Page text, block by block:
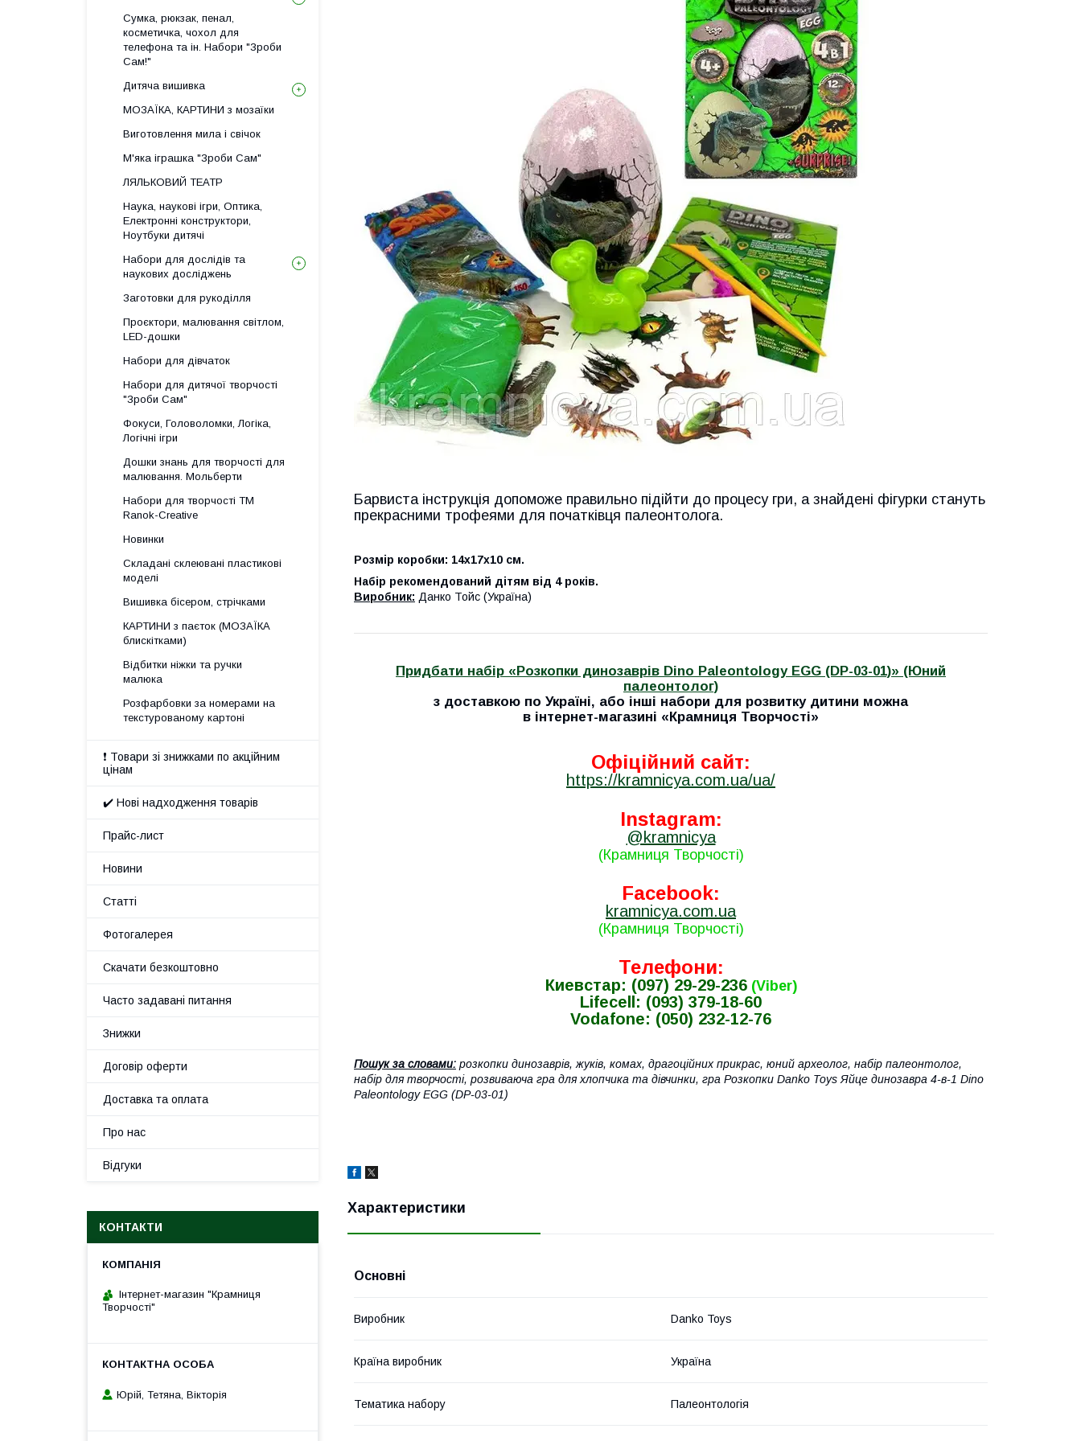
Барвиста інструкція допоможе правильно підійти до процесу гри, а знайдені фігурки стануть
прекрасними трофеями для початківця палеонтолога.
Розмір коробки: 14х17х10 см.
Набір рекомендований дітям від 4 років.
Виробник: Данко Тойс (Україна)
Придбати набір «Розкопки динозаврів Dino Paleontology EGG (DP-03-01)» (Юний
палеонтолог)
з доставкою по Україні, або інші набори для розвитку дитини можна
в інтернет-магазині «Крамниця Творчостi»
Офіційний сайт:
https://kramnicya.com.ua/ua/
Instagram:
@kramnicya
(Крамниця Творчості)
Facebook:
kramnicya.com.ua
(Крамниця Творчості)
Телефони:
Киевстар: (097) 29-29-236 (Viber)
Lifecell: (093) 379-18-60
Vodafone: (050) 232-12-76
Пошук за словами: розкопки динозаврів, жуків, комах, драгоційних прикрас, юний археолог, набір палеонтолог,
набір для творчості, розвиваюча гра для хлопчика та дівчинки, гра Розкопки Danko Toys Яйце динозавра 4-в-1 Dino
Paleontology EGG (DP-03-01)
Характеристики
Основні
Виробник Danko Toys
Країна виробник Україна
Тематика набору Палеонтологія
Сумка, рюкзак, пенал,
косметичка, чохол для
телефона та ін. Набори "Зроби
Сам!"
Дитяча вишивка
МОЗАЇКА, КАРТИНИ з мозаїки
Виготовлення мила і свічок
М'яка іграшка "Зроби Сам"
ЛЯЛЬКОВИЙ ТЕАТР
Наука, наукові ігри, Оптика,
Електронні конструктори,
Ноутбуки дитячі
Набори для дослідів та
наукових досліджень
Заготовки для рукоділля
Проєктори, малювання світлом,
LED-дошки
Набори для дівчаток
Набори для дитячої творчості
"Зроби Сам"
Фокуси, Головоломки, Логіка,
Логічні ігри
Дошки знань для творчості для
малювання. Мольберти
Набори для творчості ТМ
Ranok-Creative
Новинки
Складані склеювані пластикові
моделі
Вишивка бісером, стрічками
КАРТИНИ з паєток (МОЗАЇКА
блискітками)
Відбитки ніжки та ручки
малюка
Розфарбовки за номерами на
текстурованому картоні
❗ Товари зі знижками по акційним
цінам
✔️ Нові надходження товарів
Прайс-лист
Новини
Статті
Фотогалерея
Скачати безкоштовно
Часто задавані питання
Знижки
Договір оферти
Доставка та оплата
Про нас
Відгуки
КОНТАКТИ
Інтернет-магазин "Крамниця
Творчості"
Юрій, Тетяна, Вікторія